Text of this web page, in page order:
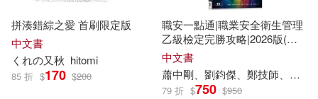
3C(165) 家電(4)
保健(17) 設計文具(156)
梁實秋(316) 秋乃茉莉(134)
黃秋芳(77)
拼湊錯綜之愛 首刷限定版
中文書
くれの又秋 hitomi
85 折 $170 $200
職安一點通|職業安全衛生管理
乙級檢定完勝攻略|2026版(套
書)
中文書
蕭中剛、劉鈞傑、鄭技師、賴
79 折 $750 $950